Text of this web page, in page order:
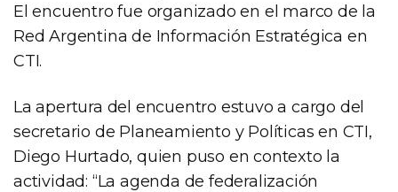
El encuentro fue organizado en el marco de la
Red Argentina de Información Estratégica en
CTI.
La apertura del encuentro estuvo a cargo del
secretario de Planeamiento y Políticas en CTI,
Diego Hurtado, quien puso en contexto la
actividad: “La agenda de federalización